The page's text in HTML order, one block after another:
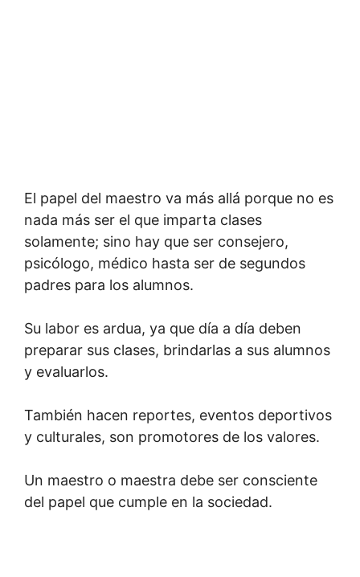
El papel del maestro va más allá porque no es
nada más ser el que imparta clases
solamente; sino hay que ser consejero,
psicólogo, médico hasta ser de segundos
padres para los alumnos.
Su labor es ardua, ya que día a día deben
preparar sus clases, brindarlas a sus alumnos
y evaluarlos.
También hacen reportes, eventos deportivos
y culturales, son promotores de los valores.
Un maestro o maestra debe ser consciente
del papel que cumple en la sociedad.